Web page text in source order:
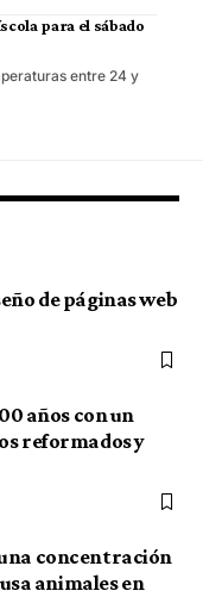
para el sábado
entre 24 y
de páginas web
años con un
reformados y
concentración
animales en